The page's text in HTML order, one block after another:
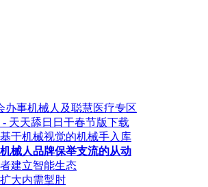
办事机械人及聪慧医疗专区
天天舔日日干春节版下载
于机械视觉的机械手入库
械人品牌保举支流的从动
建立智能生态
大内需掣肘